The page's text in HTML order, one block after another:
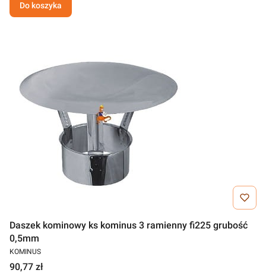
Do koszyka
Daszek kominowy ks kominus 3 ramienny fi225 grubość
0,5mm
KOMINUS
90,77 zł